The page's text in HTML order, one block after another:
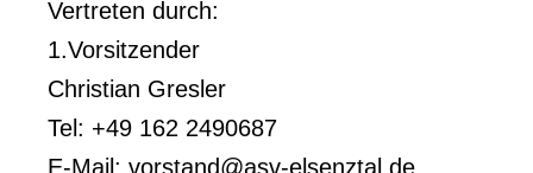
Vertreten durch:
1.Vorsitzender
Christian Gresler
Tel: +49 162 2490687
E-Mail: vorstand@asv-elsenztal.de